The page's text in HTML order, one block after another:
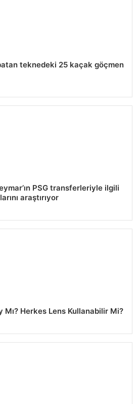
teknedeki 25 kaçak göçmen
PSG transferleriyle ilgili
araştırıyor
Mı? Herkes Lens Kullanabilir Mi?